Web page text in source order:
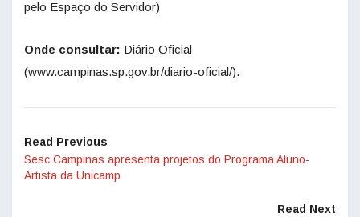
pelo Espaço do Servidor)
Onde consultar: Diário Oficial
(www.campinas.sp.gov.br/diario-oficial/).
Read Previous
Sesc Campinas apresenta projetos do Programa Aluno-
Artista da Unicamp
Read Next